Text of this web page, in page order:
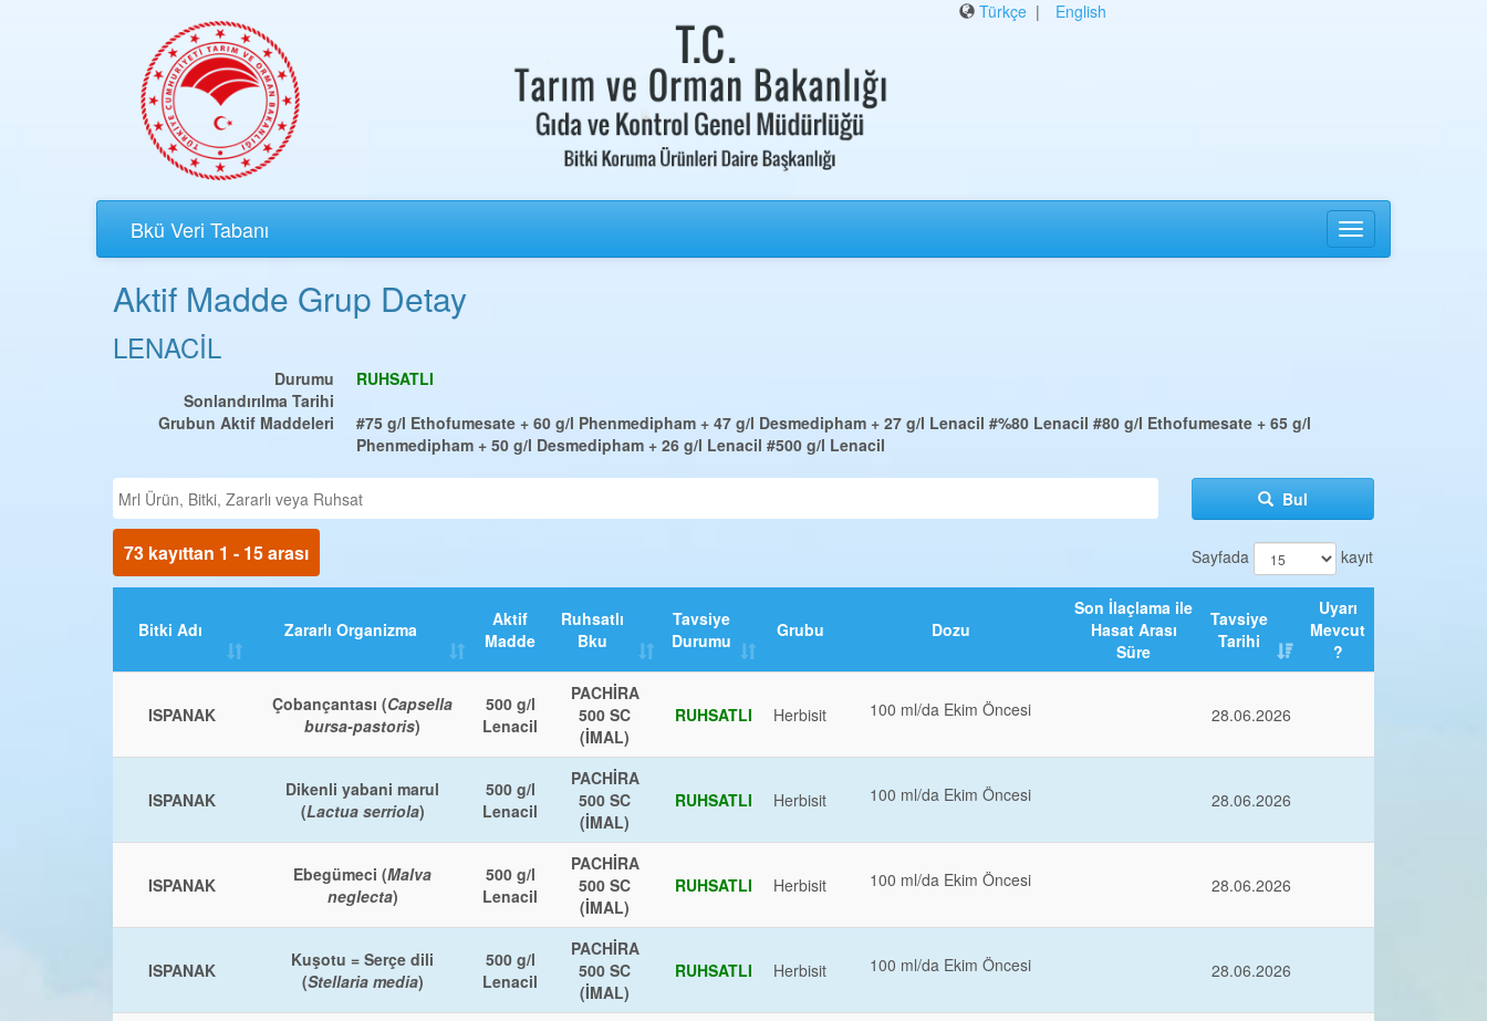
Türkçe | English
Bkü Veri Tabanı
Aktif Madde Grup Detay
LENACİL
Durumu
RUHSATLI
Sonlandırılma Tarihi
Grubun Aktif Maddeleri
#75 g/l Ethofumesate + 60 g/l Phenmedipham + 47 g/l Desmedipham + 27 g/l Lenacil #%80 Lenacil #80 g/l Ethofumesate + 65 g/l
Phenmedipham + 50 g/l Desmedipham + 26 g/l Lenacil #500 g/l Lenacil
Bul
73 kayıttan 1 - 15 arası Sayfada kayıt
Bitki Adı Zararlı Organizma
Aktif
Madde
Ruhsatlı
Bku
Tavsiye
Durumu
Grubu Dozu
Son İlaçlama ile
Hasat Arası
Süre
Tavsiye
Tarihi
Uyarı
Mevcut
?
ISPANAK Çobançantası (Capsella
bursa-pastoris)
500 g/l
Lenacil
PACHİRA
500 SC
(İMAL)
RUHSATLI Herbisit 100 ml/da Ekim Öncesi 28.06.2026
ISPANAK
Dikenli yabani marul
(Lactua serriola)
500 g/l
Lenacil
PACHİRA
500 SC
(İMAL)
RUHSATLI Herbisit 100 ml/da Ekim Öncesi 28.06.2026
ISPANAK Ebegümeci (Malva
neglecta)
500 g/l
Lenacil
PACHİRA
500 SC
(İMAL)
RUHSATLI Herbisit 100 ml/da Ekim Öncesi 28.06.2026
ISPANAK
Kuşotu = Serçe dili
(Stellaria media)
500 g/l
Lenacil
PACHİRA
500 SC
(İMAL)
RUHSATLI Herbisit 100 ml/da Ekim Öncesi 28.06.2026